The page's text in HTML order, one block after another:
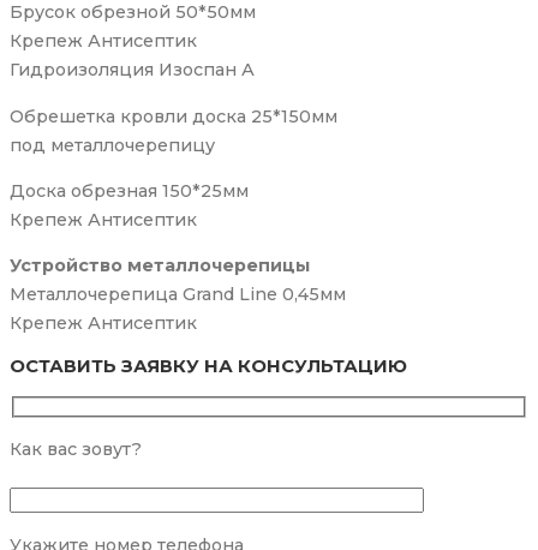
Брусок обрезной 50*50мм
Крепеж Антисептик
Гидроизоляция Изоспан А
Обрешетка кровли доска 25*150мм
под металлочерепицу
Доска обрезная 150*25мм
Крепеж Антисептик
Устройство металлочерепицы
Металлочерепица Grand Line 0,45мм
Крепеж Антисептик
ОСТАВИТЬ ЗАЯВКУ НА КОНСУЛЬТАЦИЮ
Как вас зовут?
Укажите номер телефона